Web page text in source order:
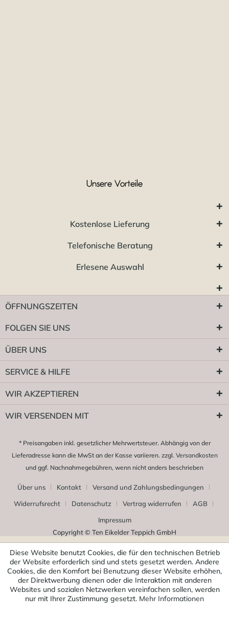
Unsere Vorteile
Kostenlose Lieferung
Telefonische Beratung
Erlesene Auswahl
ÖFFNUNGSZEITEN
FOLGEN SIE UNS
ÜBER UNS
SERVICE & HILFE
WIR AKZEPTIEREN
WIR VERSENDEN MIT
* Preisangaben inkl. gesetzlicher Mehrwertsteuer. Abhängig von der
Lieferadresse kann die MwSt an der Kasse variieren. zzgl. Versandkosten
und ggf. Nachnahmegebühren, wenn nicht anders beschrieben
Über uns Kontakt
Versand und Zahlungsbedingungen
Widerrufsrecht
Datenschutz Vertrag widerrufen
AGB
Impressum
Copyright © Ten Eikelder Teppich GmbH
Diese Website benutzt Cookies, die für den technischen Betrieb
der Website erforderlich sind und stets gesetzt werden. Andere
Cookies, die den Komfort bei Benutzung dieser Website erhöhen,
der Direktwerbung dienen oder die Interaktion mit anderen
Websites und sozialen Netzwerken vereinfachen sollen, werden
nur mit Ihrer Zustimmung gesetzt. Mehr Informationen